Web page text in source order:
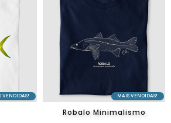
VENDIDAS! MAIS VENDIDAS!
Robalo Minimalismo